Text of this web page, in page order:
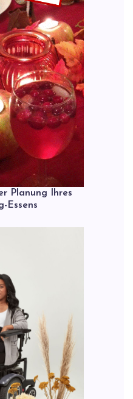
Planung Ihres
Essens